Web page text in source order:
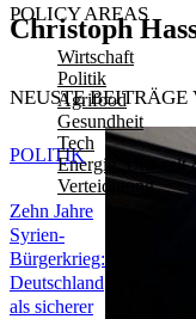
POLICY AREAS
Wirtschaft
Politik
Agrifood
Gesundheit
Tech
Energie, Umwelt
Verteidigung
Christoph
NEUSTE BEITRÄGE
Zehn Jahre
Syrien-
Bürgerkrieg:
Deutschland
als sicherer
POLITIK